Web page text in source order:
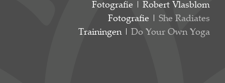
Fotografie | Robert Vlasblom
Fotografie | She Radiates
Trainingen | Do Your Own Yoga